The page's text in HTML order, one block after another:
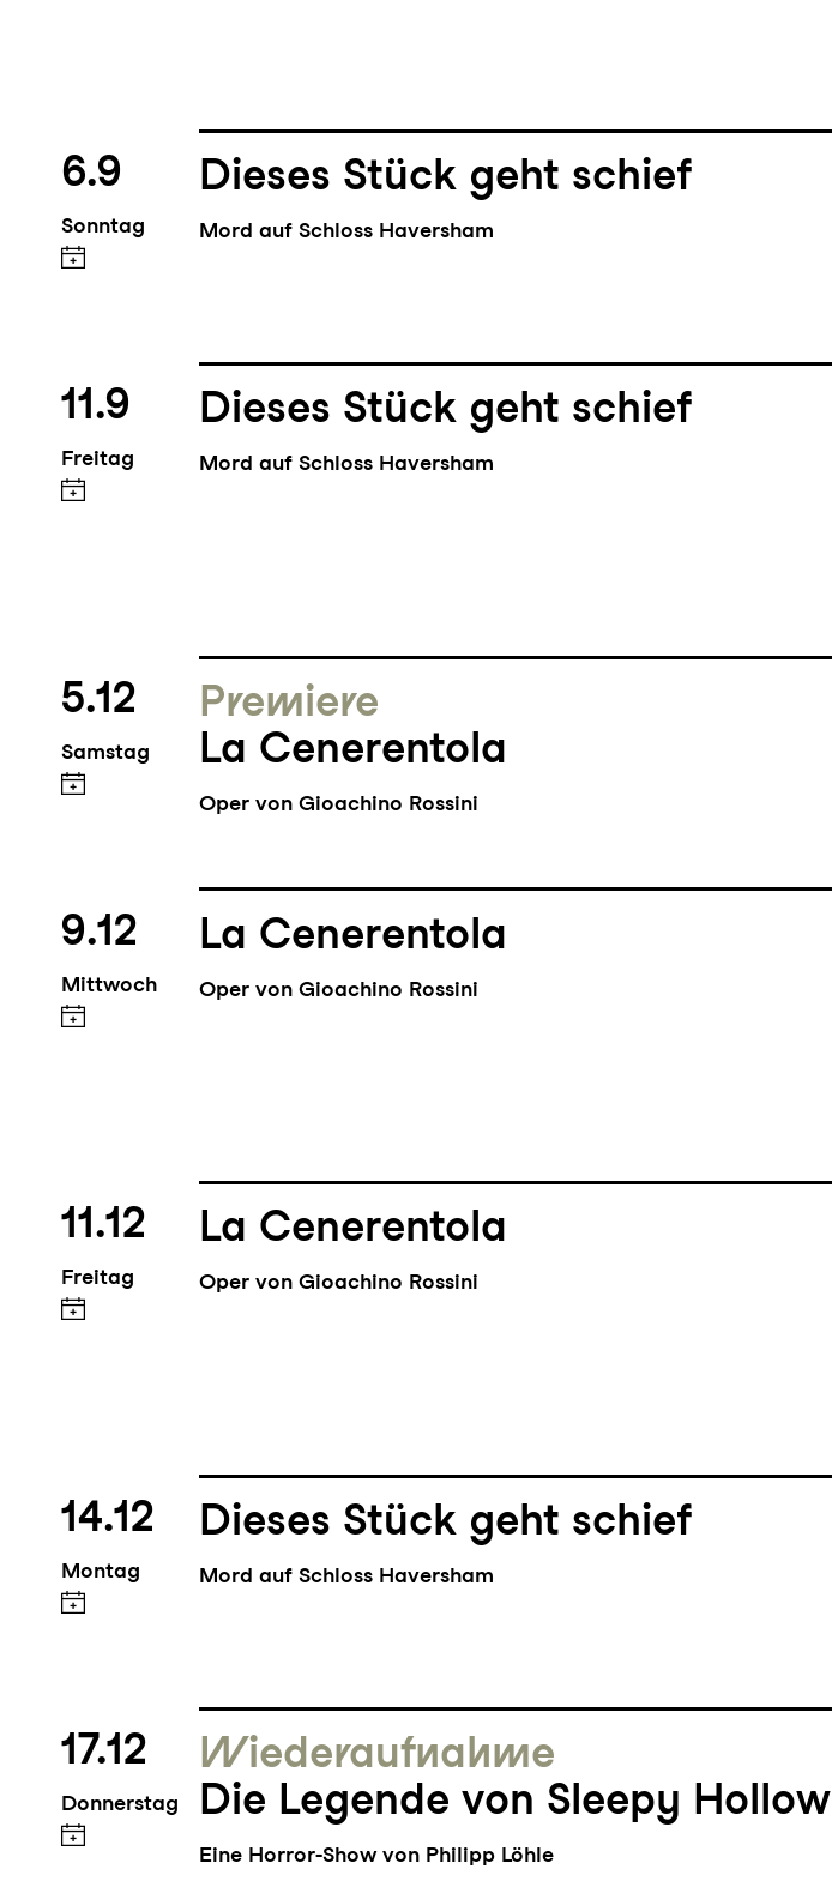
6.9
Sonntag
Dieses Stück geht schief
Mord auf Schloss Haversham
11.9
Freitag
Dieses Stück geht schief
Mord auf Schloss Haversham
5.12
Samstag
Premiere
La Cenerentola
Oper von Gioachino Rossini
9.12
Mittwoch
La Cenerentola
Oper von Gioachino Rossini
11.12
Freitag
La Cenerentola
Oper von Gioachino Rossini
14.12
Montag
Dieses Stück geht schief
Mord auf Schloss Haversham
17.12
Donnerstag
Wieder­aufnahme
Die Legende von Sleepy Hollow
Eine Horror-Show von Philipp Löhle